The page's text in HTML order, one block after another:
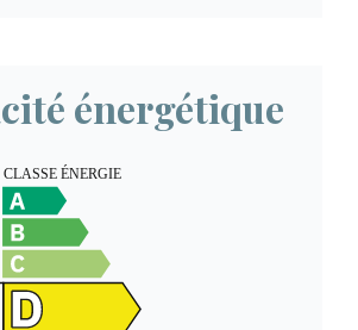
énergétique